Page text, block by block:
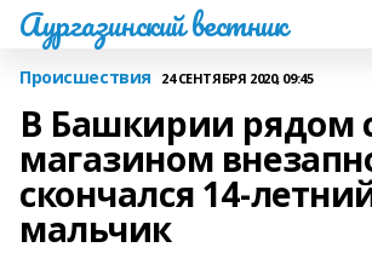
Аургазинский вестник
Происшествия 24 СЕНТЯБРЯ 2020, 09:45
В Башкирии рядом
магазином
скончался 14-
мальчик